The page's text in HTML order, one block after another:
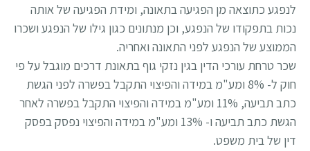
לנפגע כתוצאה מן הפגיעה בתאונה, ומידת הפגיעה של אותה
נכות בתפקודו של הנפגע, וכן מנתונים כגון גילו של הנפגע ושכרו
הממוצע של הנפגע לפני התאונה ואחריה.
שכר טרחת עורכי הדין בגין נזקי גוף בתאונת דרכים מוגבל על פי
חוק ל- 8% ומע"מ במידה והפיצוי התקבל בפשרה לפני הגשת
כתב תביעה, 11% ומע"מ במידה והפיצוי התקבל בפשרה לאחר
הגשת כתב תביעה ו- 13% ומע"מ במידה והפיצוי נפסק בפסק
דין של בית משפט.